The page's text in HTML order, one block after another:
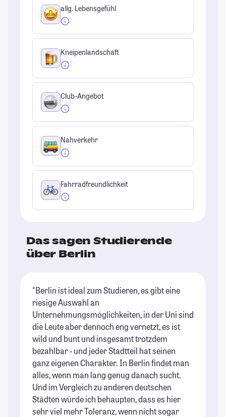
allg. Lebensgefühl
Kneipenlandschaft
Club-Angebot
Nahverkehr
Fahrradfreundlichkeit
Das sagen Studierende
über Berlin
"Berlin ist ideal zum Studieren, es gibt eine
riesige Auswahl an
Unternehmungsmöglichkeiten, in der Uni sind
die Leute aber dennoch eng vernetzt, es ist
wild und bunt und insgesamt trotzdem
bezahlbar - und jeder Stadtteil hat seinen
ganz eigenen Charakter. In Berlin findet man
alles, wenn man lang genug danach sucht.
Und im Vergleich zu anderen deutschen
Städten würde ich behaupten, dass es hier
sehr viel mehr Toleranz, wenn nicht sogar